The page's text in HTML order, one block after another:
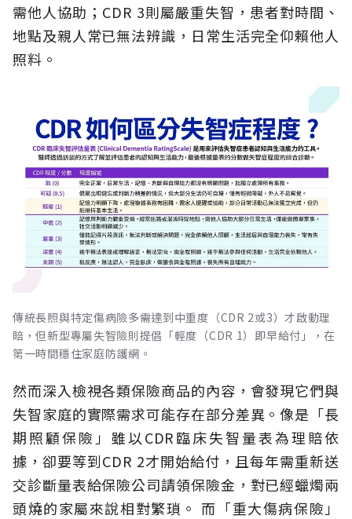
需他人協助；CDR 3則屬嚴重失智，患者對時間、
地點及親人常已無法辨識，日常生活完全仰賴他人
照料。
傳統長照與特定傷病險多需達到中重度（CDR 2或3）才啟動理
賠，但新型專屬失智險則提倡「輕度（CDR 1）即早給付」，在
第一時間穩住家庭防護網。
然而深入檢視各類保險商品的內容，會發現它們與
失智家庭的實際需求可能存在部分差異。像是「長
期照顧保險」雖以CDR臨床失智量表為理賠依
據，卻要等到CDR 2才開始給付，且每年需重新送
交診斷量表給保險公司請領保險金，對已經蠟燭兩
頭燒的家屬來說相對繁瑣。 而「重大傷病保險」